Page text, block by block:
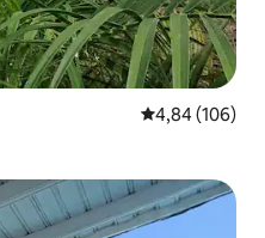
Évaluation
4,84 (106)